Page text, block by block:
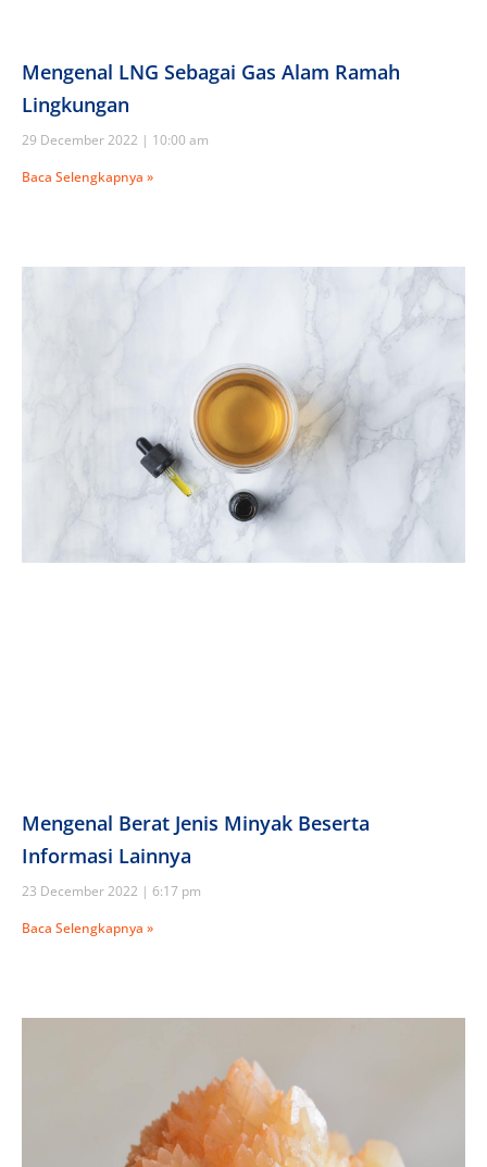
Mengenal LNG Sebagai Gas Alam Ramah
Lingkungan
29 December 2022
10:00 am
Baca Selengkapnya »
Mengenal Berat Jenis Minyak Beserta
Informasi Lainnya
23 December 2022
6:17 pm
Baca Selengkapnya »